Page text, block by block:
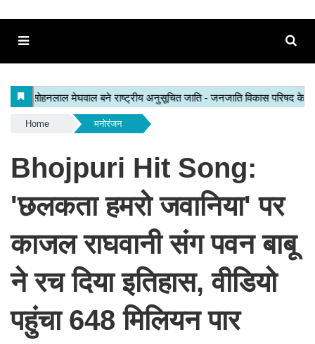
Home मनोरंजन
Bhojpuri Hit Song:
'छलकता हमरो जवानिया' पर
काजल राघवानी संग पवन बाबू
ने रच दिया इतिहास, वीडियो
पहुंचा 648 मिलियन पार